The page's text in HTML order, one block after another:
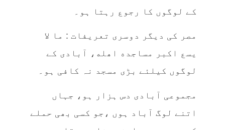
کے لوگوں کا رجوع رہتا ہو۔
مصر کی دیگر دوسری تعریفات : ما لا
يسع اكبر مساجده اھله، آبادی کے
لوگوں کیلئے بڑی مسجد نہ کافی ہو۔
مجموعی آبادی دس ہزار ہو، جہاں
اتنے لوگ آباد ہوں ،جو کسی بھی حملے